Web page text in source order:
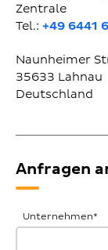
Zentrale
Tel.: +49 6441
Naunheimer
35633 Lahnau
Deutschland
Anfragen
Allgemeine
Anfrage
Unternehmen*